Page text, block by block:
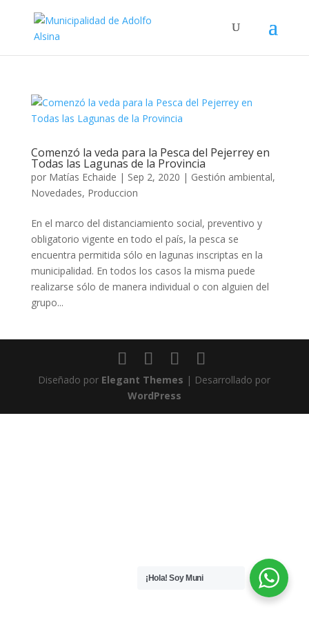
Comenzó la veda para la Pesca del Pejerrey en
Todas las Lagunas de la Provincia
por Matías Echaide | Sep 2, 2020 | Gestión ambiental,
Novedades, Produccion
En el marco del distanciamiento social, preventivo y
obligatorio vigente en todo el país, la pesca se
encuentra permitida sólo en lagunas inscriptas en la
municipalidad. En todos los casos la misma puede
realizarse sólo de manera individual o con alguien del
grupo...
Diseñado por Elegant Themes | Desarrollado por
WordPress
¡Hola! Soy Muni